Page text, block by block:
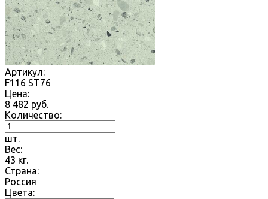
Артикул:
F116 ST76
Цена:
8 482 руб.
Количество:
шт.
Вес:
43 кг.
Страна:
Россия
Цвета: